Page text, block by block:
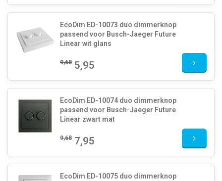
EcoDim ED-10073 duo dimmerknop
passend voor Busch-Jaeger Future
Linear wit glans
9,68 5,95
EcoDim ED-10074 duo dimmerknop
passend voor Busch-Jaeger Future
Linear zwart mat
9,68 7,95
EcoDim ED-10075 duo dimmerknop